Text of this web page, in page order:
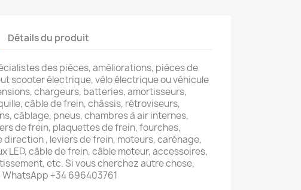
Détails du produit
des pièces, améliorations, pièces de
scooter électrique, vélo électrique ou véhicule
chargeurs, batteries, amortisseurs,
câble de frein, châssis, rétroviseurs,
câblage, pneus, chambres à air internes,
de frein, plaquettes de frein, fourches,
direction , leviers de frein, moteurs, carénage,
LED, câble de frein, câble moteur, accessoires,
etc. Si vous cherchez autre chose,
+34 696403761